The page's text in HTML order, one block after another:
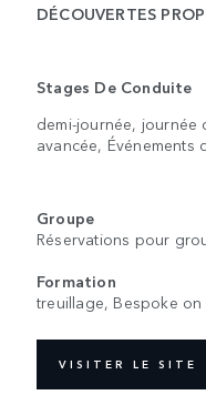
DÉCOUVERTES
Stages De Conduite
demi-journée, journée
avancée, Événements
Groupe
Réservations pour
Formation
treuillage, Bespoke on
VISITER LE SITE